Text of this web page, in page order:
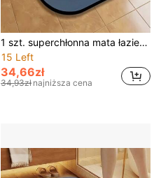
1 szt. superchłonna mata łazienkowa z ziemi okrzemkowej, antypoślizgowa, szybko schnąca, miękka mata do kąpieli, pod prysznic, do wanny, na zewnątrz, do drzwi, dywanik, odpowiedni do wejścia do łazienki, strefy prysznica, wejścia do kuchni itp.
15 Left
34,66zł
34,93zł najniższa cena